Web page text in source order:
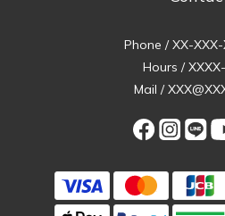
Phone / XX-
Hours /
Mail /